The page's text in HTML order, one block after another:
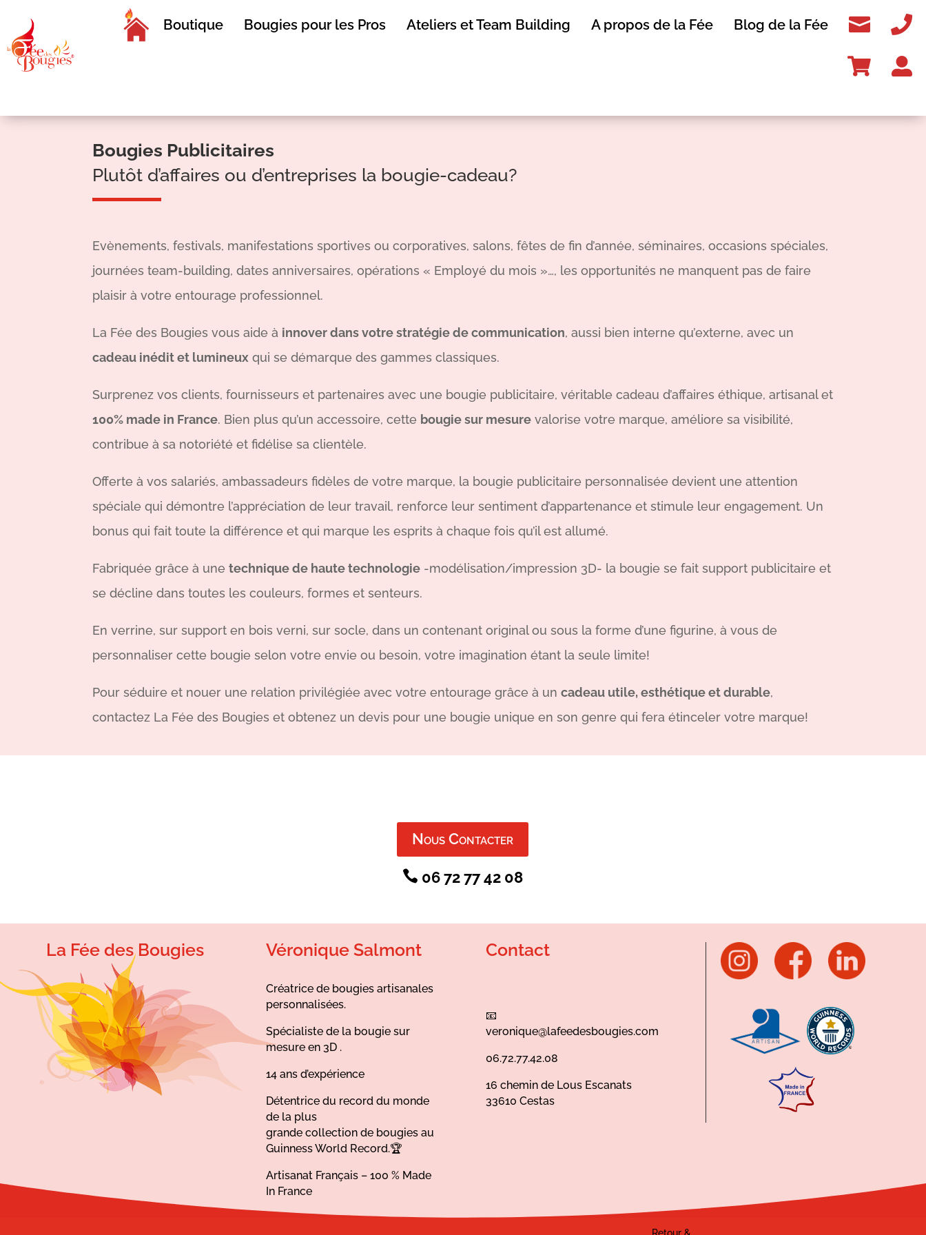
Boutique Bougies pour les Pros Ateliers et Team Building A propos de la Fée Blog de la Fée  
 
Bougies Publicitaires
Plutôt d’affaires ou d’entreprises la bougie-cadeau?
Evènements, festivals, manifestations sportives ou corporatives, salons, fêtes de fin d’année, séminaires, occasions spéciales,
journées team-building, dates anniversaires, opérations « Employé du mois »…, les opportunités ne manquent pas de faire
plaisir à votre entourage professionnel.
La Fée des Bougies vous aide à innover dans votre stratégie de communication, aussi bien interne qu’externe, avec un
cadeau inédit et lumineux qui se démarque des gammes classiques.
Surprenez vos clients, fournisseurs et partenaires avec une bougie publicitaire, véritable cadeau d’affaires éthique, artisanal et
100% made in France. Bien plus qu’un accessoire, cette bougie sur mesure valorise votre marque, améliore sa visibilité,
contribue à sa notoriété et fidélise sa clientèle.
Offerte à vos salariés, ambassadeurs fidèles de votre marque, la bougie publicitaire personnalisée devient une attention
spéciale qui démontre l’appréciation de leur travail, renforce leur sentiment d’appartenance et stimule leur engagement. Un
bonus qui fait toute la différence et qui marque les esprits à chaque fois qu’il est allumé.
Fabriquée grâce à unetechnique de haute technologie -modélisation/impression 3D- la bougie se fait support publicitaire et
se décline dans toutes les couleurs, formes et senteurs.
En verrine, sur support en bois verni, sur socle, dans un contenant original ou sous la forme d’une figurine, à vous de
personnaliser cette bougie selon votre envie ou besoin, votre imagination étant la seule limite!
Pour séduire et nouer une relation privilégiée avec votre entourage grâce à uncadeau utile, esthétique et durable,
contactez La Fée des Bougies et obtenez un devis pour une bougie unique en son genre qui fera étinceler votre marque!
Nous Contacter
 06 72 77 42 08
La Fée des Bougies Véronique Salmont
Créatrice de bougies artisanales
personnalisées.
Spécialiste de la bougie sur
mesure en 3D .
14 ans d’expérience
Détentrice du record du monde
de la plus
grande collection de bougies au
Guinness World Record.🏆
Artisanat Français – 100 % Made
In France
Contact
📧
veronique@lafeedesbougies.com
06.72.77.42.08
16 chemin de Lous Escanats
33610 Cestas